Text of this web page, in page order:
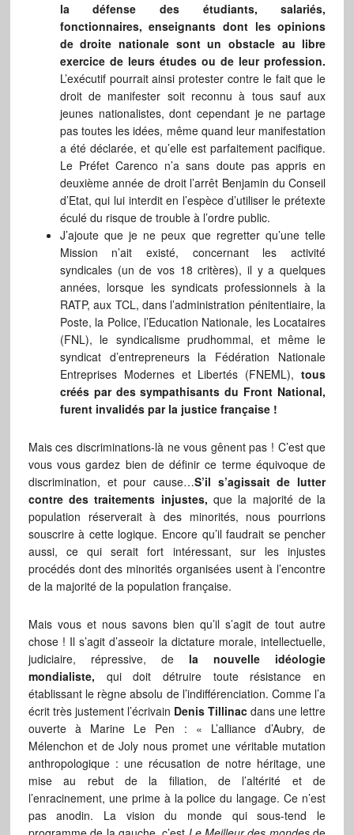
la défense des étudiants, salariés,
fonctionnaires, enseignants dont les opinions
de droite nationale sont un obstacle au libre
exercice de leurs études ou de leur profession.
L’exécutif pourrait ainsi protester contre le fait que le
droit de manifester soit reconnu à tous sauf aux
jeunes nationalistes, dont cependant je ne partage
pas toutes les idées, même quand leur manifestation
a été déclarée, et qu’elle est parfaitement pacifique.
Le Préfet Carenco n’a sans doute pas appris en
deuxième année de droit l’arrêt Benjamin du Conseil
d’Etat, qui lui interdit en l’espèce d’utiliser le prétexte
éculé du risque de trouble à l’ordre public.
J’ajoute que je ne peux que regretter qu’une telle
Mission n’ait existé, concernant les activité
syndicales (un de vos 18 critères), il y a quelques
années, lorsque les syndicats professionnels à la
RATP, aux TCL, dans l’administration pénitentiaire, la
Poste, la Police, l’Education Nationale, les Locataires
(FNL), le syndicalisme prudhommal, et même le
syndicat d’entrepreneurs la Fédération Nationale
Entreprises Modernes et Libertés (FNEML),tous
créés par des sympathisants du Front National,
furent invalidés par la justice française !
Mais ces discriminations-là ne vous gênent pas ! C’est que
vous vous gardez bien de définir ce terme équivoque de
discrimination, et pour cause…S’il s’agissait de lutter
contre des traitements injustes, que la majorité de la
population réserverait à des minorités, nous pourrions
souscrire à cette logique. Encore qu’il faudrait se pencher
aussi, ce qui serait fort intéressant, sur les injustes
procédés dont des minorités organisées usent à l’encontre
de la majorité de la population française.
Mais vous et nous savons bien qu’il s’agit de tout autre
chose ! Il s’agit d’asseoir la dictature morale, intellectuelle,
judiciaire, répressive, de la nouvelle idéologie
mondialiste, qui doit détruire toute résistance en
établissant le règne absolu de l’indifférenciation. Comme l’a
écrit très justement l’écrivain Denis Tillinac dans une lettre
ouverte à Marine Le Pen : « L’alliance d’Aubry, de
Mélenchon et de Joly nous promet une véritable mutation
anthropologique : une récusation de notre héritage, une
mise au rebut de la filiation, de l’altérité et de
l’enracinement, une prime à la police du langage. Ce n’est
pas anodin. La vision du monde qui sous-tend le